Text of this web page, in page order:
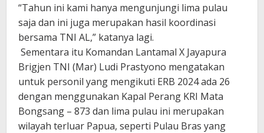
“Tahun ini kami hanya mengunjungi lima pulau
saja dan ini juga merupakan hasil koordinasi
bersama TNI AL,” katanya lagi.
Sementara itu Komandan Lantamal X Jayapura
Brigjen TNI (Mar) Ludi Prastyono mengatakan
untuk personil yang mengikuti ERB 2024 ada 26
dengan menggunakan Kapal Perang KRI Mata
Bongsang – 873 dan lima pulau ini merupakan
wilayah terluar Papua, seperti Pulau Bras yang